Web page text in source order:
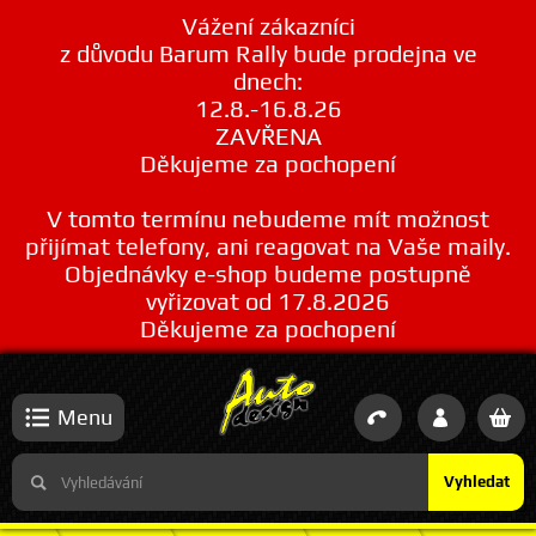
Vážení zákazníci
z důvodu Barum Rally bude prodejna ve
dnech:
12.8.-16.8.26
ZAVŘENA
Děkujeme za pochopení
V tomto termínu nebudeme mít možnost
přijímat telefony, ani reagovat na Vaše maily.
Objednávky e-shop budeme postupně
vyřizovat od 17.8.2026
Děkujeme za pochopení
Vyhledat
Menu